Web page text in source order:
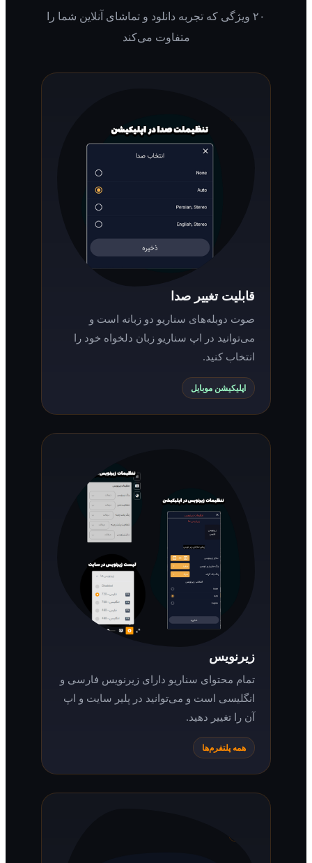
۲۰ ویژگی که تجربه دانلود و تماشای آنلاین شما را
متفاوت می‌کند
قابلیت تغییر صدا
صوت دوبله‌های سناریو دو زبانه است و
می‌توانید در اپ سناریو زبان دلخواه خود را
انتخاب کنید.
اپلیکیشن موبایل
تمام محتوای سناریو دارای زیرنویس فارسی و
انگلیسی است و می‌توانید در پلیر سایت و اپ
آن را تغییر دهید.
همه پلتفرم‌ها